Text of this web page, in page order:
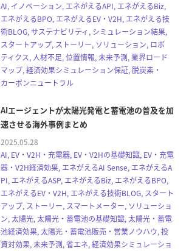
AI, イノベーション, エネがえるAPI, エネがえるBiz,
エネがえるBPO, エネがえるEV・V2H, エネがえる技
術BLOG, サステナビリティ, シミュレーション結果,
スタートアップ, ストーリー, ソリューション, ロボ
ティクス, 人材不足, 位置情報, 未来予測, 業界ロード
マップ, 経済効果シミュレーション保証, 脱炭素・
カーボンニュートラル
AIエージェントが太陽光発電と蓄電池の普及を加
速させる海外事例まとめ
2025.05.28
AI, EV・V2H・充電器, EV・V2Hの基礎知識, EV・充電
器・V2H経済効果, エネがえるAI Sense, エネがえるA
PI, エネがえるASP, エネがえるBiz, エネがえるBPO,
エネがえるEV・V2H, エネがえる技術BLOG, スタート
アップ, ストーリー, スマートメーター, ソリューショ
ン, 太陽光, 太陽光・蓄電池の基礎知識, 太陽光・蓄電
池経済効果, 太陽光・蓄電池販売・営業ノウハウ, 投
資対効果, 未来予測, 省エネ, 経済効果シミュレーショ